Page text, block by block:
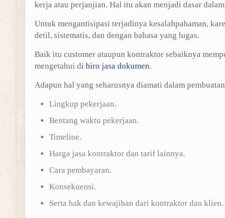
kerja atau perjanjian. Hal itu akan menjadi dasar
Untuk mengantisipasi terjadinya kesalahpahaman,
detil, sistematis, dan dengan bahasa yang lugas.
Baik itu customer ataupun kontraktor sebaiknya
mengetahui di biro jasa dokumen.
Adapun hal yang seharusnya diamati dalam
Lingkup pekerjaan.
Bentang waktu pekerjaan.
Timeline.
Harga jasa kontraktor dan tarif lainnya.
Cara pembayaran.
Konsekuensi.
Serta hak dan kewajiban dari kontraktor dan klien.